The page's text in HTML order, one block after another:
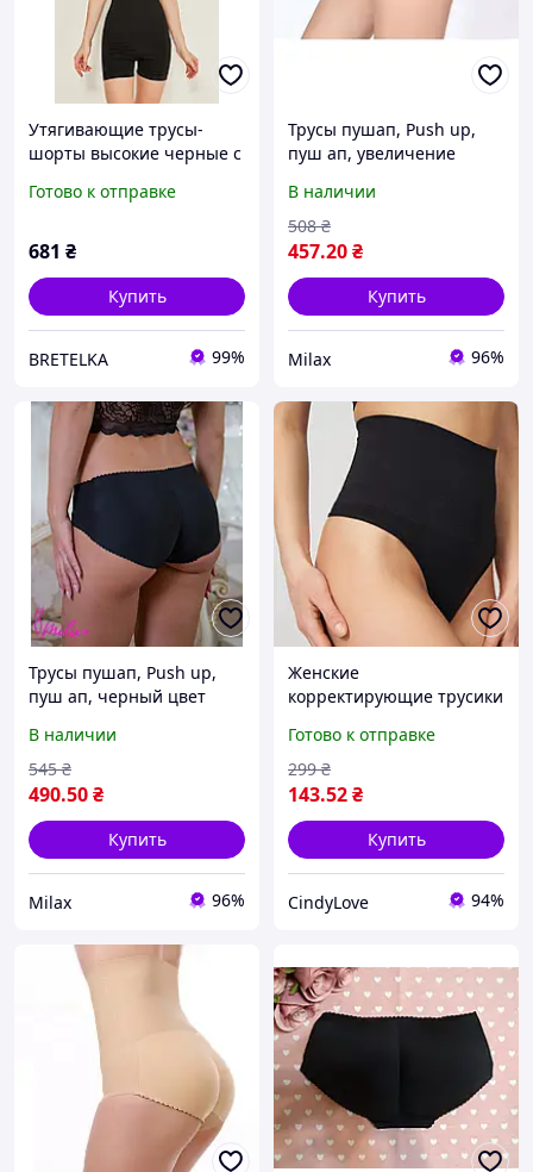
Утягивающие трусы-
шорты высокие черные с
2047 L/XL
Готово к отправке
681 ₴
Купить
BRETELKA 99%
Трусы пушап, Push up,
пуш ап, увеличение
увеличение ягодиц,
трусы с пушап (3116)
В наличии
457.20₴
508 ₴
Купить
Milax 96%
Трусы пушап, Push up,
пуш ап, черный цвет
В наличии
490.50₴
545 ₴
Купить
Milax 96%
Женские
корректирующие трусики
высокой посадке
утягивающие трусы
стринги для коррекции
талии Черный M
Готово к отправке
143.52₴
299 ₴
Купить
CindyLove 94%